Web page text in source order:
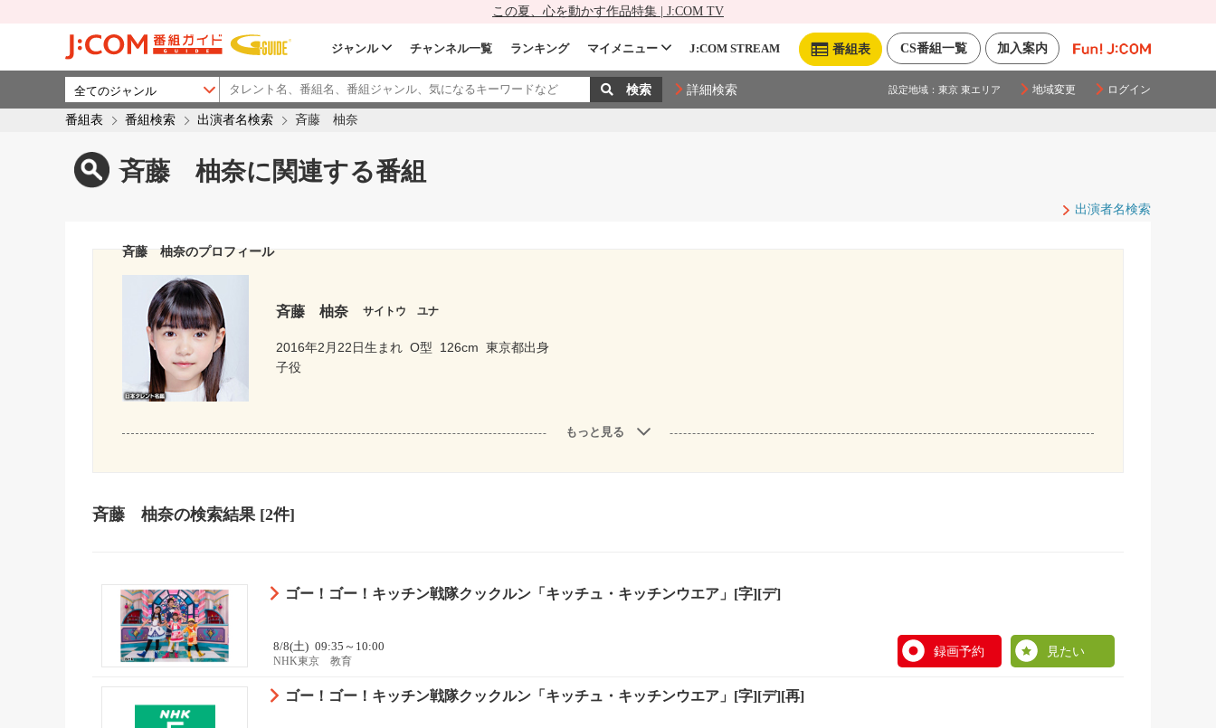
この夏、心を動かす作品特集 | J:COM TV
加入案内
CS番組一覧
番組表
ジャンル チャンネル一覧 ランキング マイメニュー J:COM STREAM
詳細検索 設定地域： 東京 東エリア 地域変更 ログイン
番組表 番組検索 出演者名検索 斉藤 柚奈
斉藤 柚奈に関連する番組
出演者名検索
斉藤 柚奈のプロフィール
斉藤 柚奈 サイトウ ユナ
2016年2月22日生まれ O型 126cm 東京都出身
子役
もっと見る
斉藤 柚奈の検索結果 [2件]
ゴー！ゴー！キッチン戦隊クックルン「キッチュ・キッチンウエア」[字][デ]
8/8(土) 09:35～10:00
NHK東京 教育
録画予約 見たい
ゴー！ゴー！キッチン戦隊クックルン「キッチュ・キッチンウエア」[字][デ][再]